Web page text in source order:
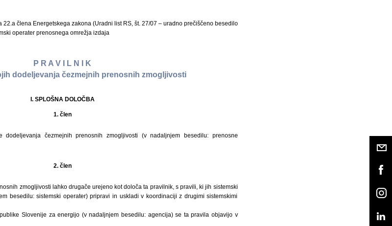
22.a člena Energetskega zakona (Uradni list RS, št. 27/07 – uradno prečiščeno besedilo
operater prenosnega omrežja izdaja
P R A V I L N I K
dodeljevanja čezmejnih prenosnih zmogljivosti
I. SPLOŠNA DOLOČBA
1. člen
čezmejnih prenosnih zmogljivosti (v nadaljnjem besedilu: prenosne
2. člen
zmogljivosti lahko drugače urejeno kot določa ta pravilnik, s pravili, ki jih sistemski
besedilu: sistemski operater) pripravi in uskladi v koordinaciji z drugimi sistemskimi
Slovenije za energijo (v nadaljnjem besedilu: agencija) se ta pravila objavijo v